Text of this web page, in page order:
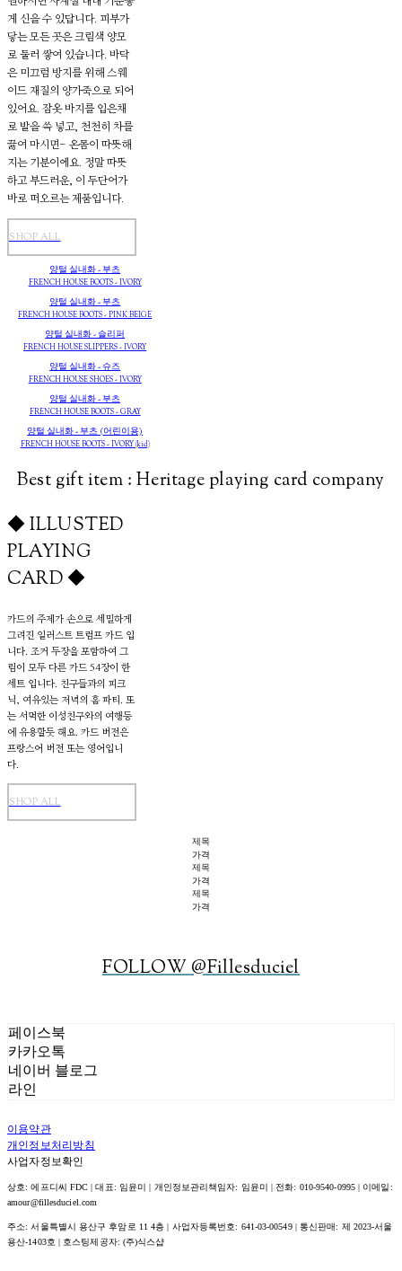
게 신을 수 있답니다. 피부가
닿는 모든 곳은 크림색 양모
로 둘러 쌓여 있습니다. 바닥
은 미끄럼 방지를 위해 스웨
이드 재질의 양가죽으로 되어
있어요. 잠옷 바지를 입은채
로 발을 쓱 넣고, 천천히 차를
끓여 마시면- 온몸이 따뜻해
지는 기분이에요. 정말 따뜻
하고 부드러운, 이 두단어가
바로 떠오르는 제품입니다.
SHOP ALL
양털 실내화 - 부츠
FRENCH HOUSE BOOTS - IVORY
양털 실내화 - 부츠
FRENCH HOUSE BOOTS - PINK BEIGE
양털 실내화 - 슬리퍼
FRENCH HOUSE SLIPPERS - IVORY
양털 실내화 - 슈즈
FRENCH HOUSE SHOES - IVORY
양털 실내화 - 부츠
FRENCH HOUSE BOOTS - GRAY
양털 실내화 - 부츠 (어린이용)
FRENCH HOUSE BOOTS - IVORY (kid)
Best gift item : Heritage playing card company
◆ ILLUSTED
PLAYING
CARD ◆
카드의 주제가 손으로 세밀하게
그려진 일러스트 트럼프 카드 입
니다. 조커 두장을 포함하여 그
림이 모두 다른 카드 54장이 한
세트 입니다. 친구들과의 피크
닉, 여유있는 저녁의 홈 파티. 또
는 서먹한 이성친구와의 여행등
에 유용할듯 해요. 카드 버전은
프랑스어 버전 또는 영어입니
다.
SHOP ALL
제목
가격
제목
가격
제목
가격
FOLLOW @Fillesduciel
페이스북
카카오톡
네이버 블로그
라인
이용약관
개인정보처리방침
사업자정보확인
상호: 에프디씨 FDC | 대표: 임윤미 | 개인정보관리책임자: 임윤미 | 전화: 010-9540-0995 | 이메일:
amour@fillesduciel.com
주소: 서울특별시 용산구 후암로 11 4층 | 사업자등록번호: 641-03-00549| 통신판매: 제 2023-서울
용산-1403호 | 호스팅제공자: (주)식스샵